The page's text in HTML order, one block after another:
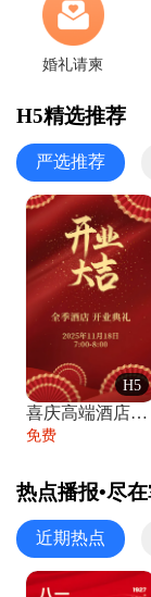
婚礼请柬
H5精选推荐
严选推荐
H5
喜庆高端酒店开业大吉邀请函
免费
热点播报•尽
近期热点